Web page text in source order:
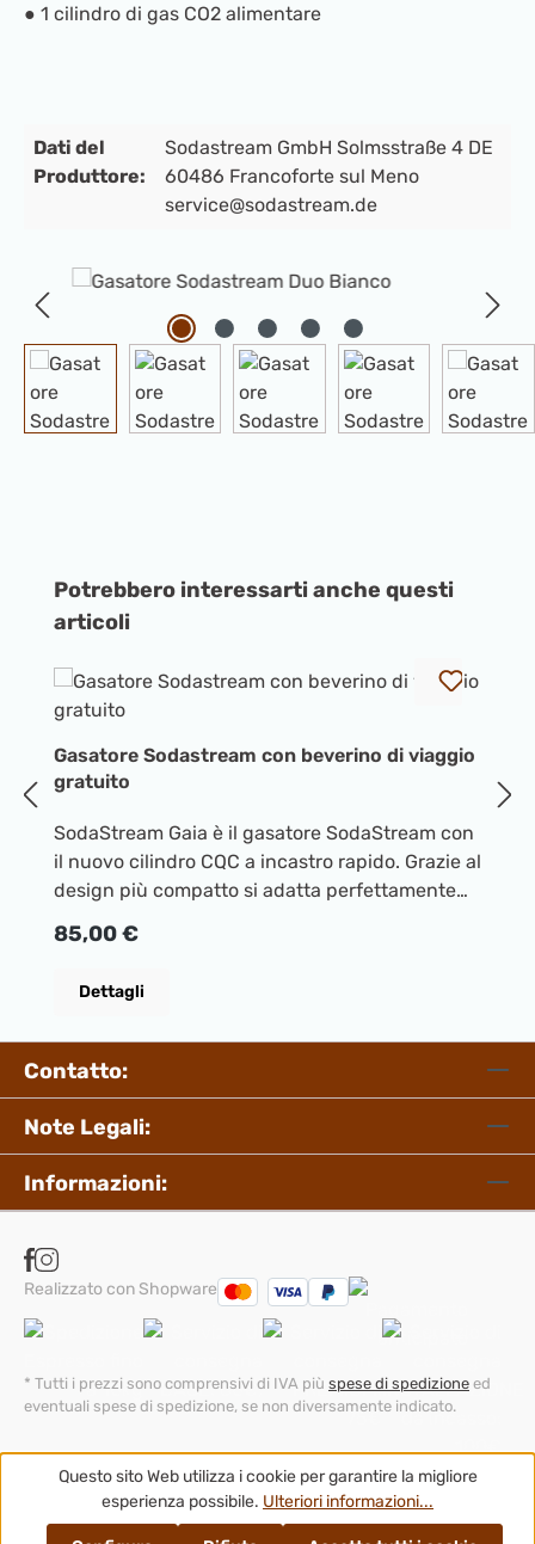
Salta la galleria di immagini
● 1 cilindro di gas CO2 alimentare
Dati del
Produttore:
Sodastream GmbH Solmsstraße 4 DE
60486 Francoforte sul Meno
service@sodastream.de
Salta la galleria dei prodotti
Potrebbero interessarti anche questi
articoli
Gasatore Sodastream con beverino di viaggio
gratuito
SodaStream Gaia è il gasatore SodaStream con
il nuovo cilindro CQC a incastro rapido. Grazie al
design più compatto si adatta perfettamente
lavabile in lavastoviglie con aggancio ad
con il nuovo cilindro "rosa" ad incastro rapido
personalizzabile Bottiglia: PET lavabile in
nuovo attacco rapido Linea compatta ed
cominciare la sua esperienza con un modello
semplice e di facile utilizzo e per avere uno
grado di aggiungere un tocco di classe alla tua
cucina.
Prezzo normale:
85,00 €
Dettagli
Contatto:
Note Legali:
Informazioni:
Realizzato con Shopware
* Tutti i prezzi sono comprensivi di IVA più spese di spedizione ed
eventuali spese di spedizione, se non diversamente indicato.
Questo sito Web utilizza i cookie per garantire la migliore
esperienza possibile. Ulteriori informazioni...